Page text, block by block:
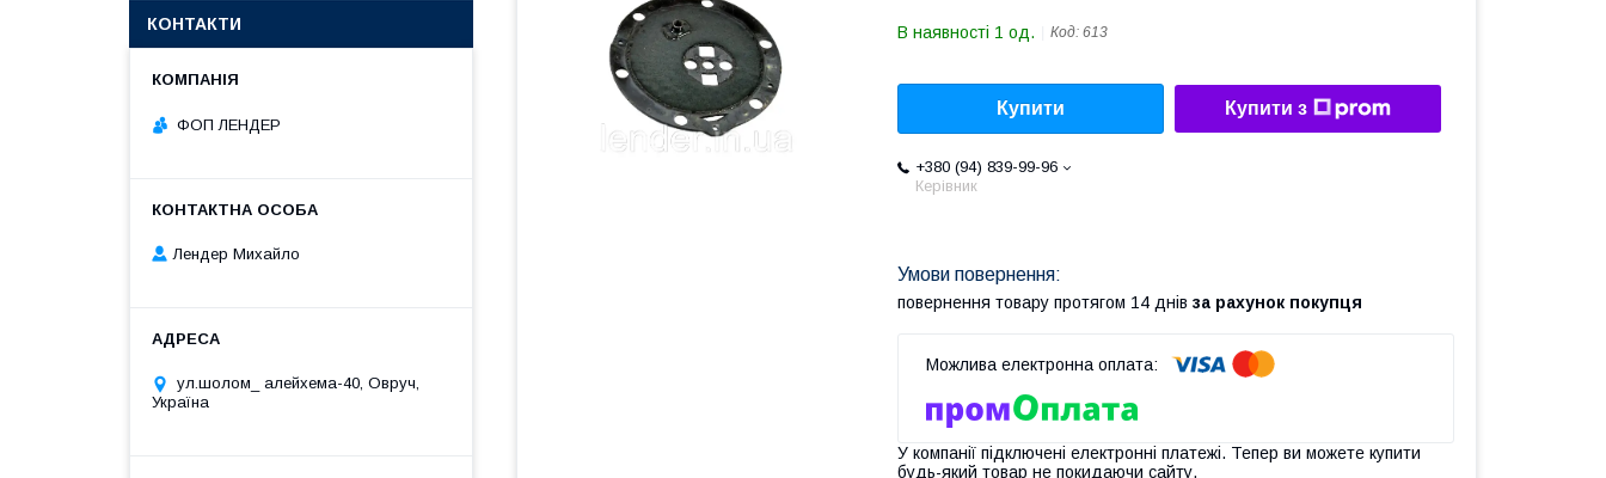
В наявності 1 од. Код: 613
Купити Купити з
+380 (94) 839-99-96
Керівник
повернення товару протягом 14 днів за рахунок покупця
У компанії підключені електронні платежі. Тепер ви можете купити
будь-який товар не покидаючи сайту.
КОНТАКТИ
ФОП ЛЕНДЕР
Лендер Михайло
ул.шолом_ алейхема-40, Овруч,
Україна